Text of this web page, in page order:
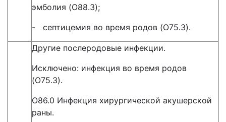
эмболия (O88.3);
- септицемия во время родов (O75.3).
Другие послеродовые инфекции.
Исключено: инфекция во время родов
(O75.3).
O86.0 Инфекция хирургической акушерской
раны.